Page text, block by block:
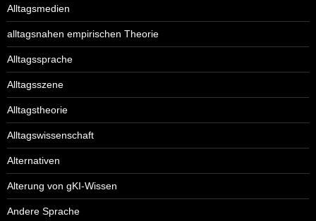
Alltagsmedien
alltagsnahen empirischen Theorie
Alltagssprache
Alltagsszene
Alltagstheorie
Alltagswissenschaft
Alternativen
Alterung von gKI-Wissen
Andere Sprache